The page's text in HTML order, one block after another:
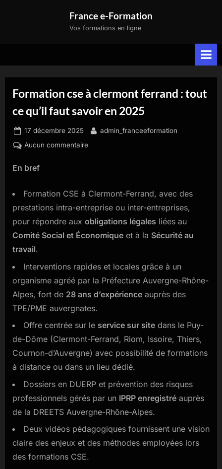
France e-Formation
Vos formations en ligne
Formation cse à clermont ferrand : tout
ce qu’il faut savoir en 2025
Posted
on
17 décembre 2025 By
admin_franceeformation
Aucun commentairesur
clermont
:
tout
ce
savoir
en
2025
En bref
Formation CSE à Clermont-Ferrand, avec des
prestations intra-entreprise ou inter-entreprises,
pour répondre aux obligations légales liées au
Comité Social et Économique et à la Sécurité au
travail.
Interventions rapides et locales grâce à un
organisme agréé par la Préfecture Auvergne-Rhône-
Alpes, fort de 28 ans d’expérience auprès des
TPE/PME auvergnates.
Offre centrée sur le service sur site dans le Puy-
de-Dôme (Clermont-Ferrand, Riom, Issoire, Thiers,
Cournon-d’Auvergne) avec possibilité de formations
à distance ou dans un lieu dédié.
Dossiers en DUERP et prévention des risques
professionnels gérés par un IPRP enregistré auprès
de la DREETS Auvergne-Rhône-Alpes.
Deux vidéos pédagogiques fournissent une vision
claire des enjeux et des méthodes employées lors
des formations CSE.